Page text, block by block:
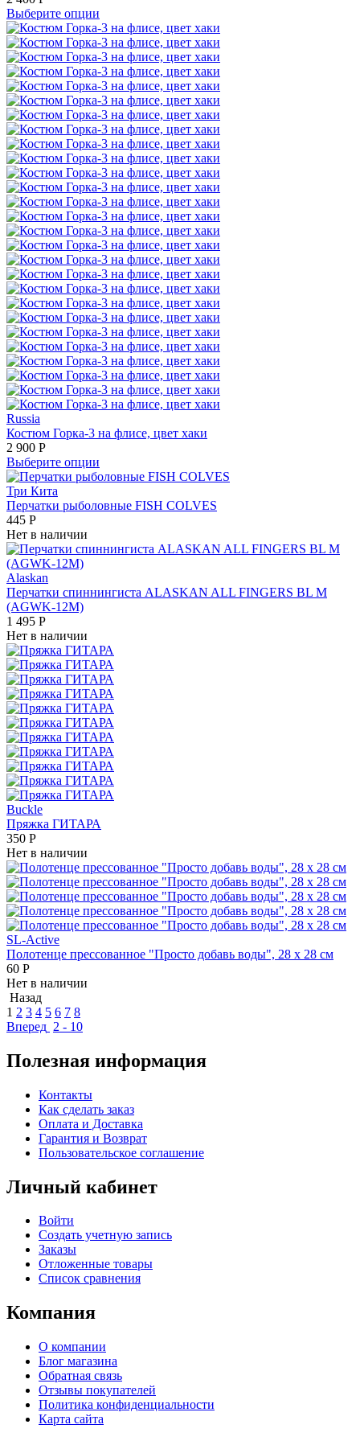
Выберите опции
Russia
Костюм Горка-3 на флисе, цвет хаки
2 900 Р
Выберите опции
Три Кита
Перчатки рыболовные FISH COLVES
445 Р
Нет в наличии
Alaskan
Перчатки спиннингиста ALASKAN ALL FINGERS BL M
(AGWK-12M)
1 495 Р
Нет в наличии
Buckle
Пряжка ГИТАРА
350 Р
Нет в наличии
SL-Active
Полотенце прессованное "Просто добавь воды", 28 х 28 см
60 Р
Нет в наличии
Назад
1 2 3 4 5 6 7 8
Вперед 2 - 10
Полезная информация
Контакты
Как сделать заказ
Оплата и Доставка
Гарантия и Возврат
Пользовательское соглашение
Личный кабинет
Войти
Создать учетную запись
Заказы
Отложенные товары
Список сравнения
Компания
О компании
Блог магазина
Обратная связь
Отзывы покупателей
Политика конфиденциальности
Карта сайта